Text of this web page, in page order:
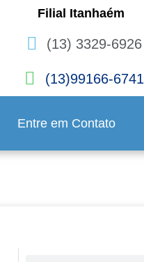
Filial Itanhaém
(13) 3329-6926
(13)99166-6741
Entre em Contato